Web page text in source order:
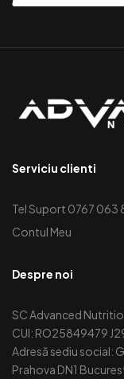
Serviciu clienti
Tel Suport 0767 063
Contul Meu
Despre noi
SC Advanced
CUI: RO25849479
Adresă sediu social:
Prahova DN1